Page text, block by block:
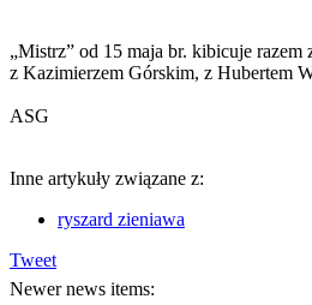
„Mistrz” od 15 maja br. kibicuje razem
z Kazimierzem Górskim, z Hubertem
ASG
Inne artykuły związane z:
ryszard zieniawa
Tweet
Newer news items: